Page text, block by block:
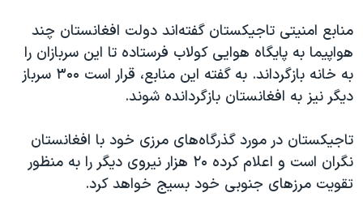
اعتراضات مردمی آبان ۹۸
اسرائیل در جنگ
نرگس محمدی برنده جایزه نوبل صلح
صفحه‌های ویژه
سفر پرزیدنت ترامپ به چین
منابع امنیتی تاجیکستان گفته‌اند دولت افغانستان چند
هواپیما به پایگاه هوایی کولاب فرستاده تا این سربازان را
به خانه بازگرداند. به گفته این منابع، قرار است ۳۰۰ سرباز
دیگر نیز به افغانستان بازگردانده شوند.
تاجیکستان در مورد گذرگاه‌های مرزی خود با افغانستان
نگران است و اعلام کرده ۲۰ هزار نیروی دیگر را به منظور
تقویت مرزهای جنوبی خود بسیج خواهد کرد.